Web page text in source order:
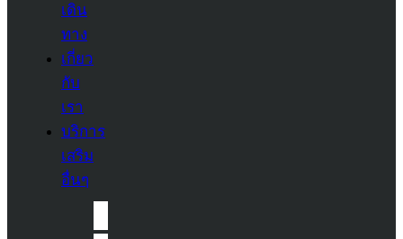
เดิน
ทาง
เกี่ยว
กับ
เรา
บริการ
เสริม
อื่นๆ